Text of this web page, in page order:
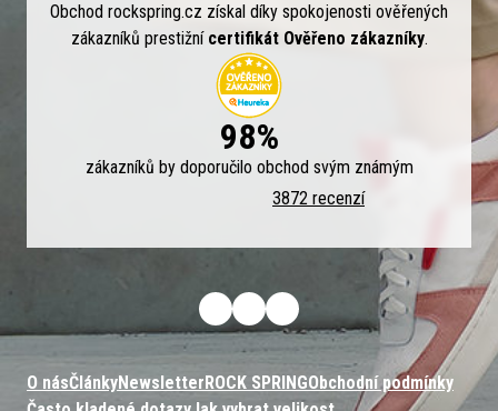
Obchod rockspring.cz získal díky spokojenosti ověřených
zákazníků prestižní certifikát Ověřeno zákazníky.
98%
zákazníků by doporučilo obchod svým známým
3872 recenzí
O násČlánkyNewsletterROCK SPRINGObchodní podmínky